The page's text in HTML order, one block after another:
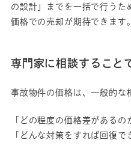
の設計」までを一括で行うた
価格での売却が期待できます。
専門家に相談すること
事故物件の価格は、一般的な
「どの程度の価格差があるの
「どんな対策をすれば回復で